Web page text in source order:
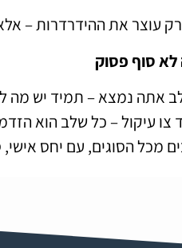
עוצר את ההידרדרות –
לא סוף פסוק
אתה נמצא – תמיד יש מה
עיקול – כל שלב הוא
מכל הסוגים, עם יחס